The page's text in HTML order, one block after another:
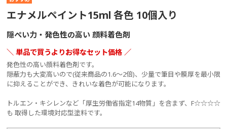
エナメルペイント15ml 各色 10個入り
隠ぺい力・発色性の高い 顔料着色剤
＼ 単品で買うよりお得なセット価格 ／
発色性の高い顔料着色剤です。
隠蔽力も大変高いので(従来商品の1.6～2倍)、少量で筆目や膜厚を最小限
に抑えることができ、きれいな着色が可能になります。
トルエン・キシレンなど「厚生労働省指定14物質」を含まず、F☆☆☆☆
も 取得した環境対応型塗料です。